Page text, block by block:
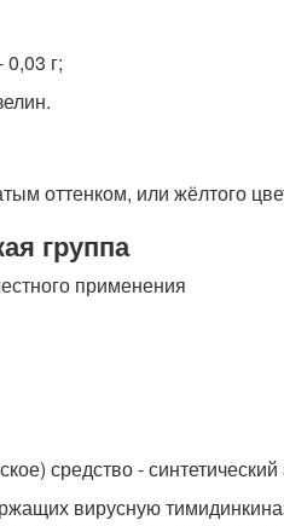
0,03 г;
оттенком, или жёлтого
группа
применения
средство -
вирусную